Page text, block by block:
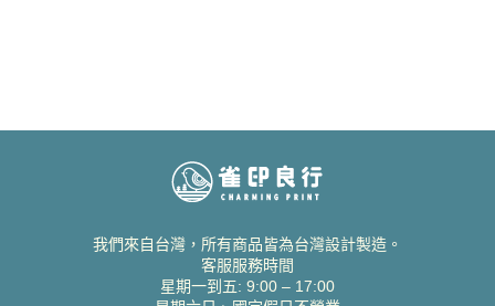
我們來自台灣，所有商品皆為台灣設計製造。
客服服務時間
星期一到五: 9:00 – 17:00